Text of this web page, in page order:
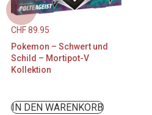
CHF89.95
Pokemon – Schwert und
Schild – Mortipot-V
Kollektion
IN DEN WARENKORB